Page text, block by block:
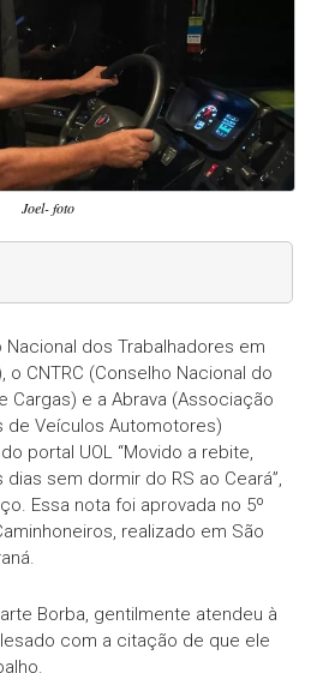
Joel- foto
dos Trabalhadores em
CNTRC (Conselho Nacional do
Cargas) e a Abrava (Associação
de Veículos Automotores)
portal UOL “Movido a rebite,
sem dormir do RS ao Ceará”,
Essa nota foi aprovada no 5º
realizado em São
Borba, gentilmente atendeu à
com a citação de que ele